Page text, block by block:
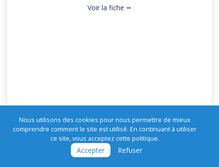
Voir la fiche ⭢
Nous utilisons des cookies pour nous permettre de mieux
comprendre comment le site est utilisé. En continuant à utiliser
ce site, vous acceptez cette politique.
Accepter Refuser